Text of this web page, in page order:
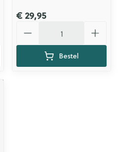
€ 29,95
Bestel